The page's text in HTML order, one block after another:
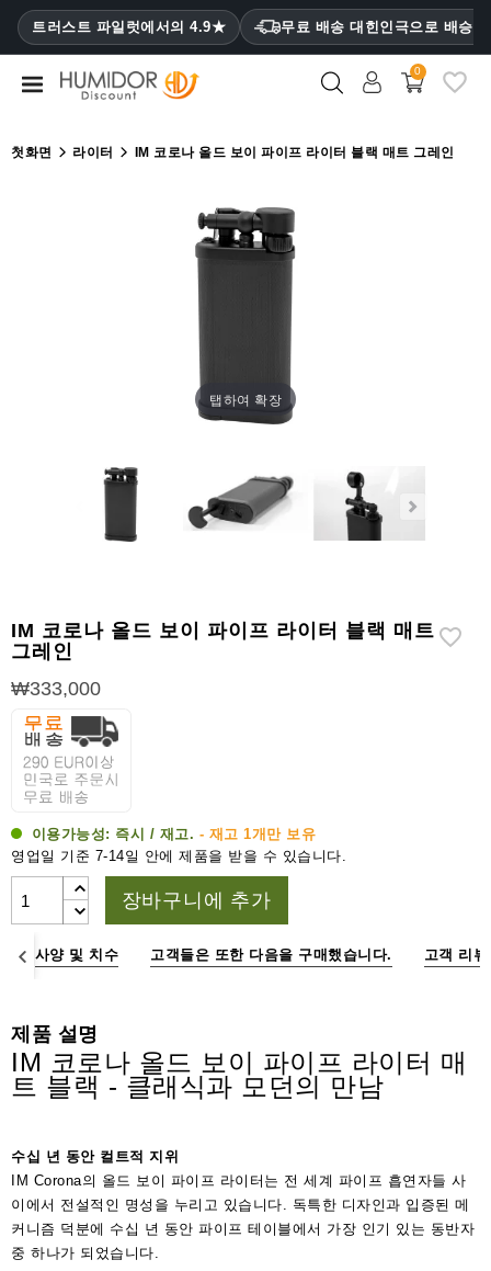
트러스트 파일럿에서의 4.9★ 무료 배송 대힌인극으로 배승
CATEGORY
휴
시
저
도
계
기
타
서
0
첫화면 라이터 IM 코로나 올드 보이 파이프 라이터 블랙 매트 그레인
탭하여 확장
IM 코로나 올드 보이 파이프 라이터 블랙 매트
그레인
₩333,000
이용가능성: 즉시 / 재고. - 재고 1개만 보유
영업일 기준 7-14일 안에 제품을 받을 수 있습니다.
장바구니에 추가
사양 및 치수 고객들은 또한 다음을 구매했습니다. 고객 리뷰
제품 설명
IM 코로나 올드 보이 파이프 라이터 매
트 블랙 - 클래식과 모던의 만남
수십 년 동안 컬트적 지위
IM Corona의 올드 보이 파이프 라이터는 전 세계 파이프 흡연자들 사
이에서 전설적인 명성을 누리고 있습니다. 독특한 디자인과 입증된 메
커니즘 덕분에 수십 년 동안 파이프 테이블에서 가장 인기 있는 동반자
중 하나가 되었습니다.